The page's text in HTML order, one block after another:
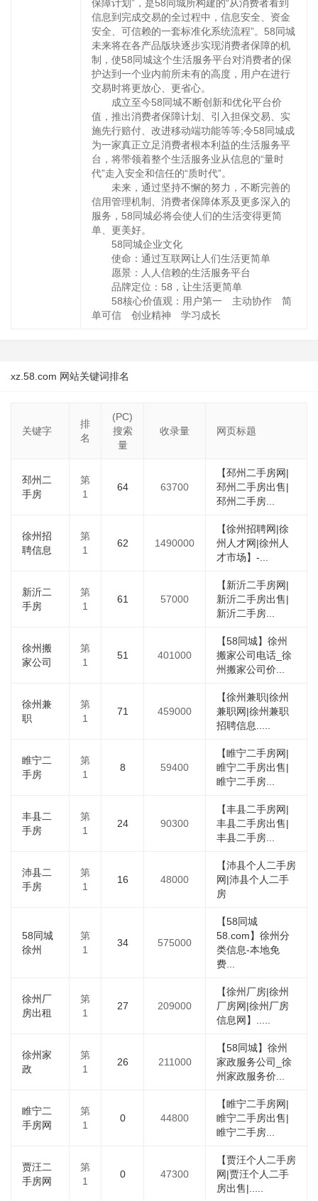
保障计划”，是58同城所构建的“从消费者看到
信息到完成交易的全过程中，信息安全、资金
安全、可信赖的一套标准化系统流程”。58同城
未来将在各产品版块逐步实现消费者保障的机
制，使58同城这个生活服务平台对消费者的保
护达到一个业内前所未有的高度，用户在进行
交易时将更放心、更省心。
成立至今58同城不断创新和优化平台价
值，推出消费者保障计划、引入担保交易、实
施先行赔付、改进移动端功能等等;令58同城成
为一家真正立足消费者根本利益的生活服务平
台，将带领着整个生活服务业从信息的“量时
代”走入安全和信任的“质时代”。
未来，通过坚持不懈的努力，不断完善的
信用管理机制、消费者保障体系及更多深入的
服务，58同城必将会使人们的生活变得更简
单、更美好。
58同城企业文化
使命：通过互联网让人们生活更简单
愿景：人人信赖的生活服务平台
品牌定位：58，让生活更简单
58核心价值观：用户第一 主动协作 简
单可信 创业精神 学习成长
xz.58.com 网站关键词排名
关键字
排
名
(PC)
搜索
量
收录量 网页标题
邳州二
手房
第
1
64 63700
【邳州二手房网|
邳州二手房出售|
邳州二手房...
徐州招
聘信息
第
1
62 1490000
【徐州招聘网|徐
州人才网|徐州人
才市场】-...
新沂二
手房
第
1
61 57000
【新沂二手房网|
新沂二手房出售|
新沂二手房...
徐州搬
家公司
第
1
51 401000
【58同城】徐州
搬家公司电话_徐
州搬家公司价...
徐州兼
职
第
1
71 459000
【徐州兼职|徐州
兼职网|徐州兼职
招聘信息.....
睢宁二
手房
第
1
8 59400
【睢宁二手房网|
睢宁二手房出售|
睢宁二手房...
丰县二
手房
第
1
24 90300
【丰县二手房网|
丰县二手房出售|
丰县二手房...
沛县二
手房
第
1
16 48000
【沛县个人二手房
网|沛县个人二手
房
58同城
徐州
第
1
34 575000
【58同城
58.com】徐州分
类信息-本地免
费...
徐州厂
房出租
第
1
27 209000
【徐州厂房|徐州
厂房网|徐州厂房
信息网】.....
徐州家
政
第
1
26 211000
【58同城】徐州
家政服务公司_徐
州家政服务价...
睢宁二
手房网
第
1
0 44800
【睢宁二手房网|
睢宁二手房出售|
睢宁二手房...
贾汪二
手房网
第
1
0 47300
【贾汪个人二手房
网|贾汪个人二手
房出售|.....